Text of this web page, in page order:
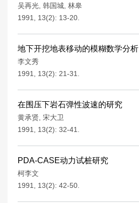
吴再光 韩国城 林皋
1991, 13(2): 13-20.
地下开挖地表移动的模糊数学分析
李文秀
1991, 13(2): 21-31.
在围压下岩石弹性波速的研究
黄承贤 宋大卫
1991, 13(2): 32-41.
PDA-CASE动力试桩研究
柯李文
1991, 13(2): 42-50.